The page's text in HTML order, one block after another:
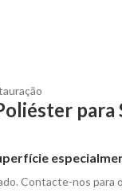
Contacte-nos